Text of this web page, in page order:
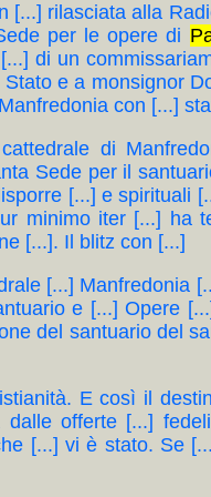
rilasciata alla
per le opere di
di un
e a monsignor
con [...]
di
Sede per il
[...] e spirituali
minimo iter [...] ha
[...]. Il blitz con [...]
[...] Manfredonia
e [...] Opere
del santuario del
E così il
dalle offerte [...]
[...] vi è stato. Se